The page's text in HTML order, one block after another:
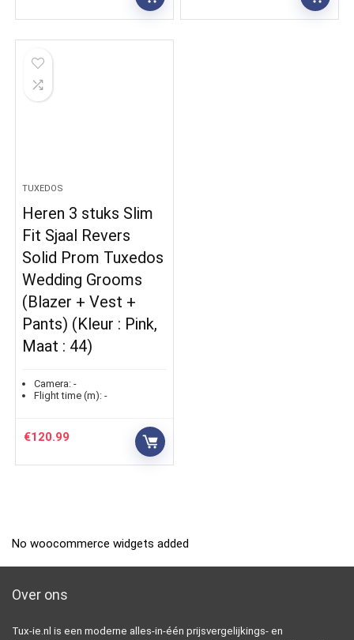
TUXEDOS
Heren 3 stuks Slim
Fit Sjaal Revers
Solid Prom Tuxedos
Wedding Grooms
(Blazer + Vest +
Pants) (Kleur : Pink,
Maat : 44)
Camera: -
Flight time (m): -
€120.99
No woocommerce widgets added
Over ons
Tux-ie.nl is een moderne alles-in-één prijsvergelijkings- en